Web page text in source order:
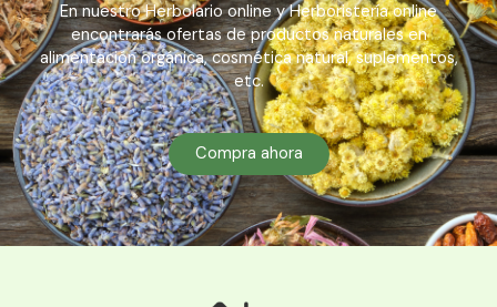
En nuestro Herbolario online y Herboristería online
encontrarás ofertas de productos naturales en
alimentación orgánica, cosmética natural, suplementos,
etc.
Compra ahora